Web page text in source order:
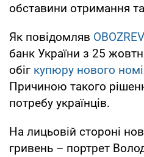
обставини отримання
Як повідомляв
банк України з 25
обіг купюру нового
Причиною такого
потребу українців.
На лицьовій стороні
гривень – портрет